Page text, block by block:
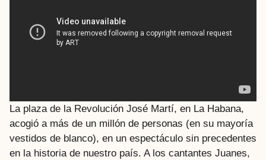
La plaza de la Revolución José Martí, en La Habana,
acogió a más de un millón de personas (en su mayoría
vestidos de blanco), en un espectáculo sin precedentes
en la historia de nuestro país. A los cantantes Juanes,